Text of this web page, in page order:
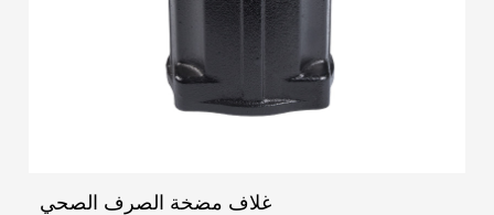
غلاف مضخة الصرف الصحي